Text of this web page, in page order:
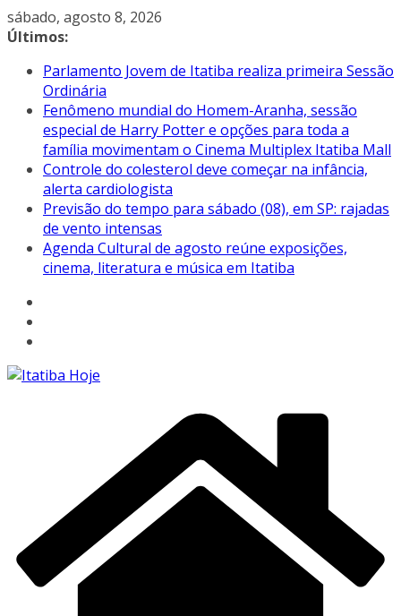
Pular
para
conteúdo
sábado, agosto 8, 2026
Últimos:
Parlamento Jovem de Itatiba realiza primeira Sessão
Ordinária
Fenômeno mundial do Homem-Aranha, sessão
especial de Harry Potter e opções para toda a
família movimentam o Cinema Multiplex Itatiba Mall
Controle do colesterol deve começar na infância,
alerta cardiologista
Previsão do tempo para sábado (08), em SP: rajadas
de vento intensas
Agenda Cultural de agosto reúne exposições,
cinema, literatura e música em Itatiba